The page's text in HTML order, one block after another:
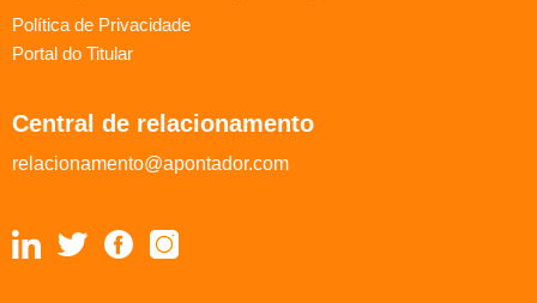
Política de Privacidade
Portal do Titular
Central de relacionamento
relacionamento@apontador.com